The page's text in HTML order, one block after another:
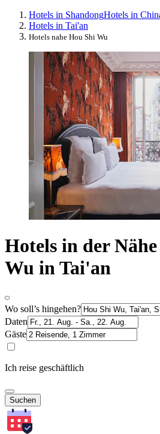
Hotels in ShandongHotels in
Hotels in Tai'an
Hotels nahe Hou Shi Wu
Hotels in der
Wu in Tai'an
Wo soll’s hingehen?
Daten
Gäste
Ich reise geschäftlich
Suchen